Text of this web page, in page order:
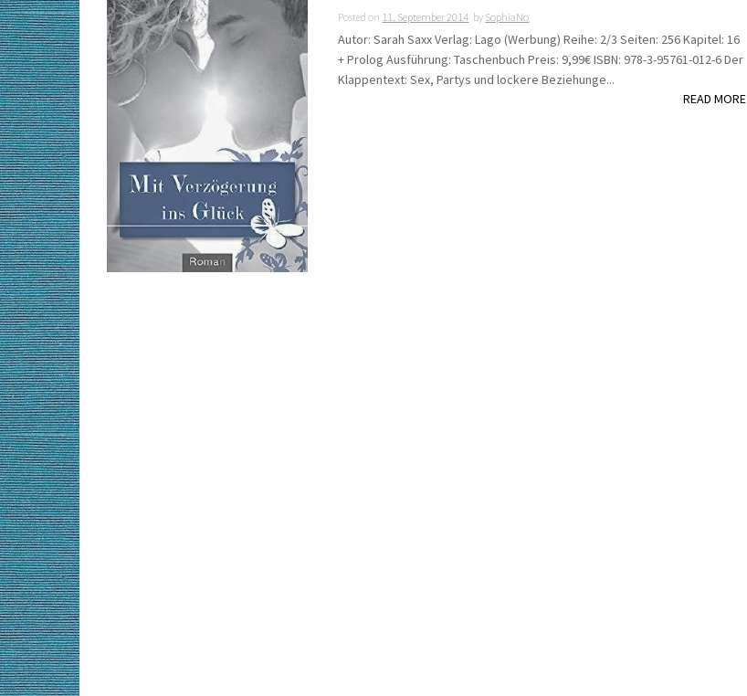
Posted on 11. September 2014 by SophiaNo
Autor: Sarah Saxx Verlag: Lago (Werbung) Reihe: 2/3 Seiten: 256 Kapitel: 16
+ Prolog Ausführung: Taschenbuch Preis: 9,99€ ISBN: 978-3-95761-012-6 Der
Klappentext: Sex, Partys und lockere Beziehunge...
READ MORE